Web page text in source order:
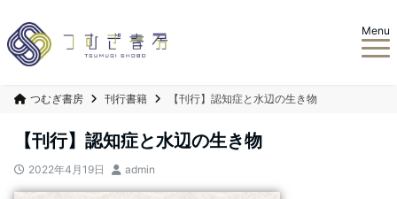
Menu
つむぎ書房 刊行書籍 【刊行】認知症と水辺の生き物
【刊行】認知症と水辺の生き物
2022年4月19日 admin